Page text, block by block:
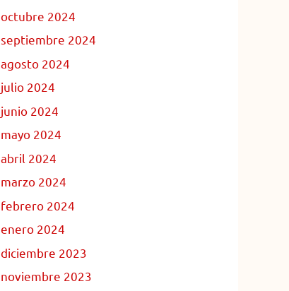
octubre 2024
septiembre 2024
agosto 2024
julio 2024
junio 2024
mayo 2024
abril 2024
marzo 2024
febrero 2024
enero 2024
diciembre 2023
noviembre 2023